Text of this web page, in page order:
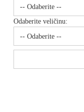
Odaberite veličinu: